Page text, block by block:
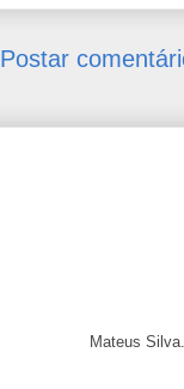
Postar
Mateus